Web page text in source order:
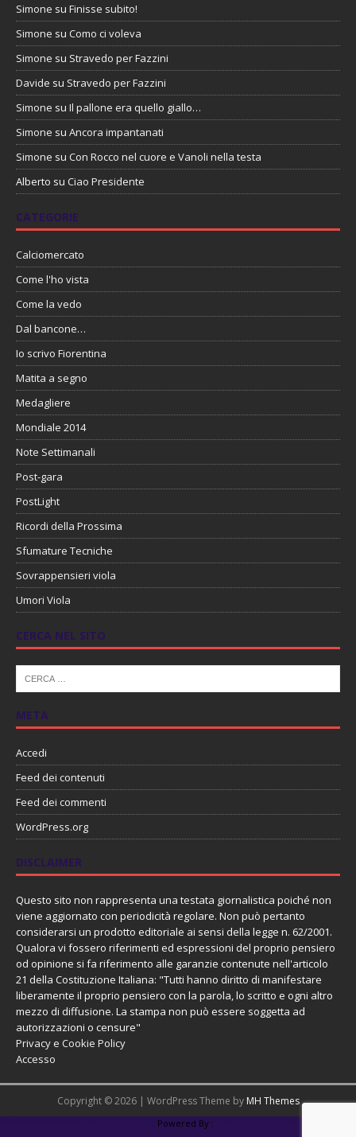
Simone su Finisse subito!
Simone su Como ci voleva
Simone su Stravedo per Fazzini
Davide su Stravedo per Fazzini
Simone su Il pallone era quello giallo…
Simone su Ancora impantanati
Simone su Con Rocco nel cuore e Vanoli nella testa
Alberto su Ciao Presidente
CATEGORIE
Calciomercato
Come l'ho vista
Come la vedo
Dal bancone…
Io scrivo Fiorentina
Matita a segno
Medagliere
Mondiale 2014
Note Settimanali
Post-gara
PostLight
Ricordi della Prossima
Sfumature Tecniche
Sovrappensieri viola
Umori Viola
CERCA NEL SITO
META
Accedi
Feed dei contenuti
Feed dei commenti
WordPress.org
DISCLAIMER
Questo sito non rappresenta una testata giornalistica poiché non
viene aggiornato con periodicità regolare. Non può pertanto
considerarsi un prodotto editoriale ai sensi della legge n. 62/2001.
Qualora vi fossero riferimenti ed espressioni del proprio pensiero
od opinione si fa riferimento alle garanzie contenute nell'articolo
21 della Costituzione Italiana: "Tutti hanno diritto di manifestare
liberamente il proprio pensiero con la parola, lo scritto e ogni altro
mezzo di diffusione. La stampa non può essere soggetta ad
autorizzazioni o censure"
Privacy e Cookie Policy
Accesso
Copyright © 2026 | WordPress Theme by MH Themes
Powered By :